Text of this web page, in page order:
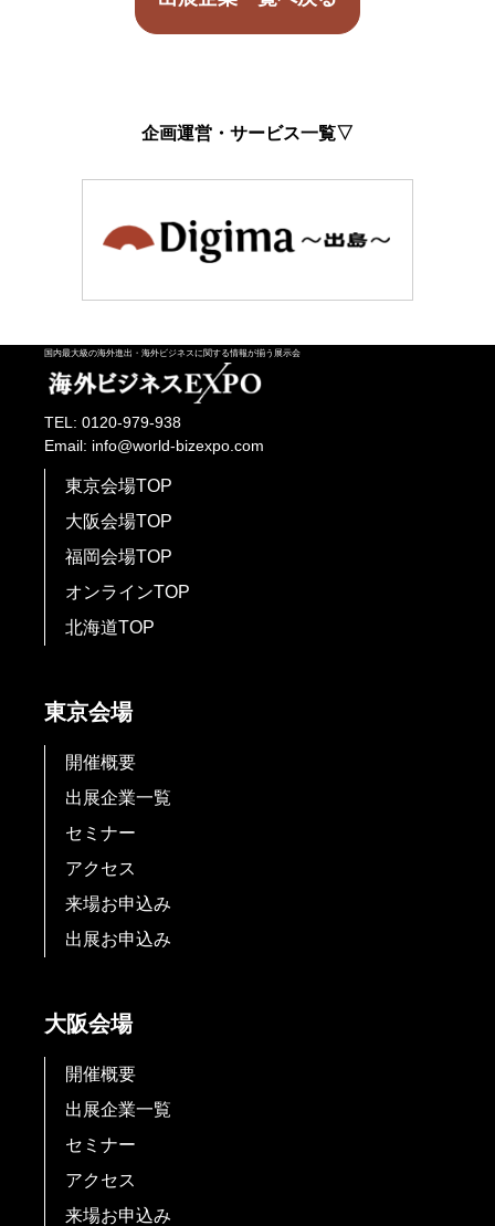
企画運営・サービス一覧▽
国内最大級の海外進出・海外ビジネスに関する情報が揃う展示会
TEL: 0120-979-938
Email: info@world-bizexpo.com
東京会場TOP
大阪会場TOP
福岡会場TOP
オンラインTOP
北海道TOP
東京会場
開催概要
出展企業一覧
セミナー
アクセス
来場お申込み
出展お申込み
大阪会場
開催概要
出展企業一覧
セミナー
アクセス
来場お申込み